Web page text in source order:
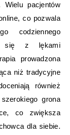
pacjentów
co pozwala
codziennego
się z lękami
prowadzona
niż tradycyjne
również
grona
co zwiększa
dla siebie.